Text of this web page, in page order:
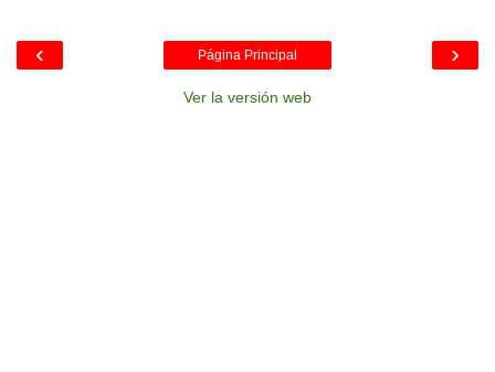
‹ ›
Página Principal
Ver la versión web